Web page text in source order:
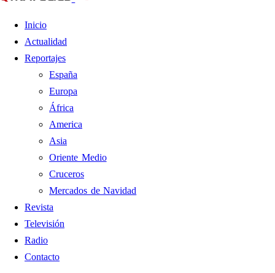
Inicio
Actualidad
Reportajes
España
Europa
África
America
Asia
Oriente Medio
Cruceros
Mercados de Navidad
Revista
Televisión
Radio
Contacto